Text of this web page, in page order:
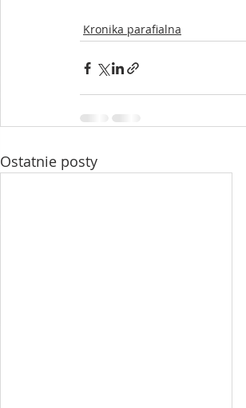
Kronika parafialna
Ostatnie posty